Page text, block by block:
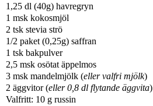
1,25 dl (40g) havregryn
1 msk kokosmjöl
2 tsk stevia strö
1/2 paket (0,25g) saffran
1 tsk bakpulver
2,5 msk osötat äppelmos
3 msk mandelmjölk (eller valfri mjölk)
2 äggvitor (eller 0,8 dl flytande äggvita)
Valfritt: 10 g russin